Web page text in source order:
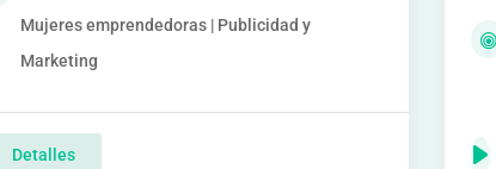
Mujeres emprendedoras | Publicidad y
Marketing
Detalles